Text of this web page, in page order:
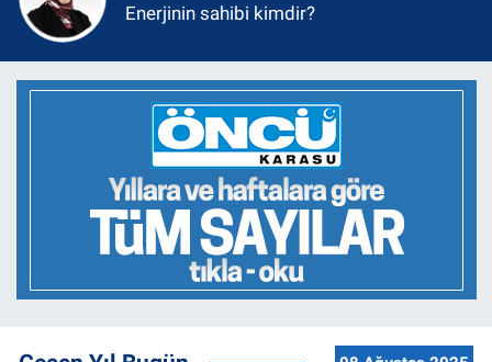
Enerjinin sahibi kimdir?